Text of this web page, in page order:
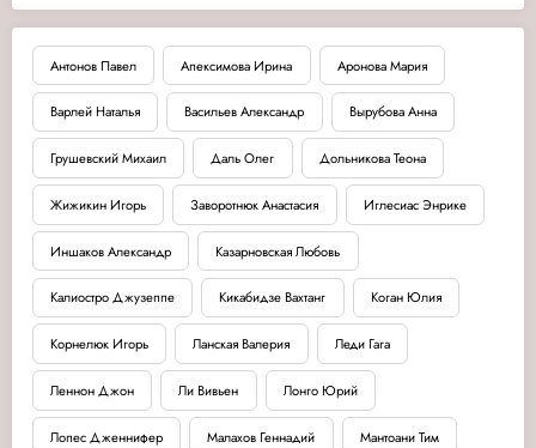
Антонов Павел Апексимова Ирина Аронова Мария
Варлей Наталья Васильев Александр Вырубова Анна
Грушевский Михаил Даль Олег Дольникова Теона
Жижикин Игорь Заворотнюк Анастасия Иглесиас Энрике
Иншаков Александр Казарновская Любовь
Калиостро Джузеппе Кикабидзе Вахтанг Коган Юлия
Корнелюк Игорь Ланская Валерия Леди Гага
Леннон Джон Ли Вивьен Лонго Юрий
Лопес Дженнифер Малахов Геннадий Мантоани Тим